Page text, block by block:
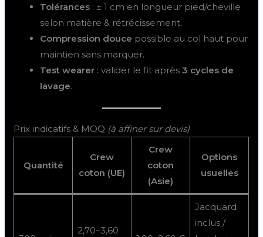
Tolérances : ± 1 cm en longueur pied/cheville
selon matière & rétrécissement.
Compression douce possible au col haut pour
maintien sans marquer.
Test wearer : valider le fit après3 cycles de
lavage.
Prix indicatifs & MOQ (à affiner sur devis)
Quantité
Crew
coton (UE)
Crew
coton
(Asie)
Options
usuelles
2,70–3,60
Jacquard
inclus /